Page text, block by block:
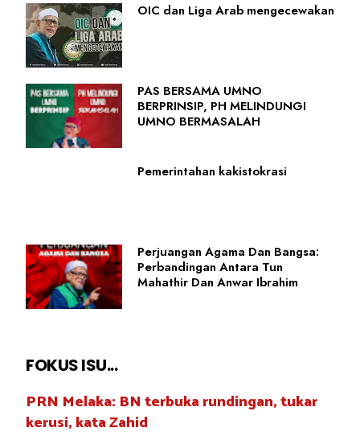
OIC dan Liga Arab mengecewakan
PAS BERSAMA UMNO
BERPRINSIP, PH MELINDUNGI
UMNO BERMASALAH
Pemerintahan kakistokrasi
Perjuangan Agama Dan Bangsa:
Perbandingan Antara Tun
Mahathir Dan Anwar Ibrahim
FOKUS ISU...
PRN Melaka: BN terbuka rundingan, tukar
kerusi, kata Zahid